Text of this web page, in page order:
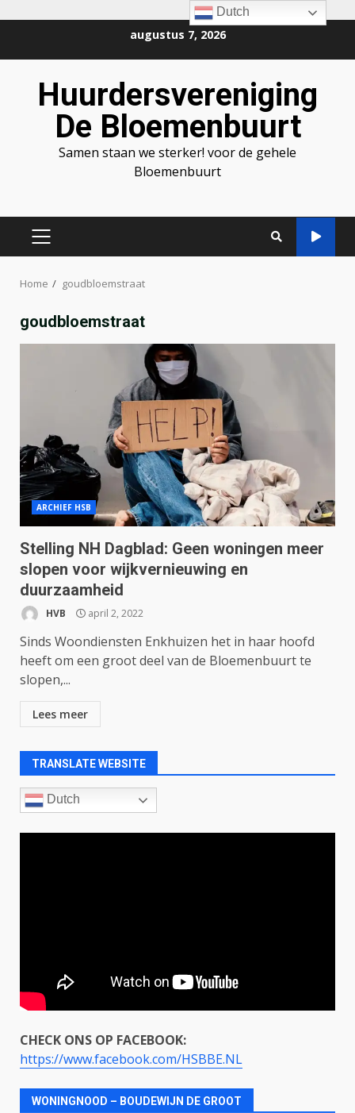
inhoud
augustus 7, 2026
Huurdersvereniging
De Bloemenbuurt
Samen staan we sterker! voor de gehele
Bloemenbuurt
PRIMAIR
Home goudbloemstraat
goudbloemstraat
ARCHIEF HSB
Stelling NH Dagblad: Geen woningen meer
slopen voor wijkvernieuwing en
duurzaamheid
HVB april 2, 2022
Sinds Woondiensten Enkhuizen het in haar hoofd
heeft om een groot deel van de Bloemenbuurt te
slopen,...
Lees meer
TRANSLATE WEBSITE
Dutch
CHECK ONS OP FACEBOOK:
https://www.facebook.com/HSBBE.NL
WONINGNOOD – BOUDEWIJN DE GROOT
Dutch